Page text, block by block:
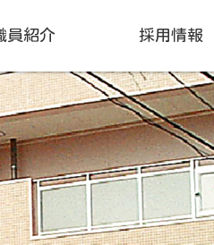
員紹介 採用情報